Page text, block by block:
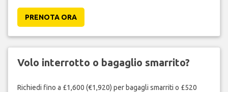
PRENOTA ORA
Volo interrotto o bagaglio smarrito?
Richiedi fino a £1,600 (€1,920) per bagagli smarriti o £520